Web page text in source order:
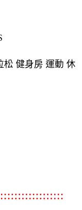
松 健身房 運動 休